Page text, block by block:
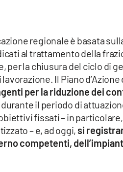
regionale è basata
al trattamento della
per la chiusura del ciclo di
Il Piano
per la riduzione dei
durante il periodo di
fissati – in
– e, ad oggi, si
competenti,